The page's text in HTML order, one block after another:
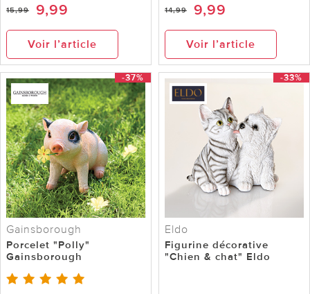
15,99 9,99
Voir l’article
14,99 9,99
Voir l’article
-37%
Gainsborough
Porcelet "Polly"
Gainsborough
-33%
Eldo
Figurine décorative
"Chien & chat" Eldo